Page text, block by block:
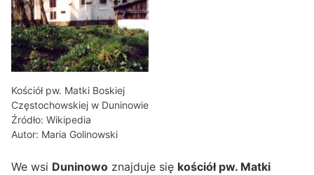
Kościół pw. Matki Boskiej
Częstochowskiej w Duninowie
Źródło: Wikipedia
Autor: Maria Golinowski
We wsi Duninowo znajduje się kościół pw. Matki